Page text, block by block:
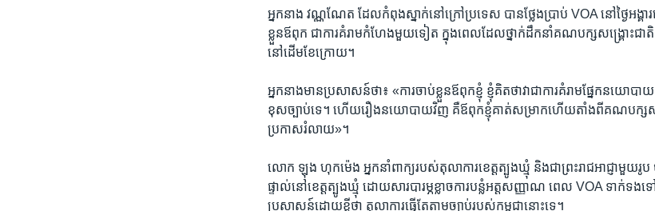
អ្នកនាង វណ្ណណែត ដែល​កំពុង​ស្នាក់​នៅ​ក្រៅ​ប្រទេស បាន​ថ្លែង​ប្រាប់ ​VOA​ នៅ​ថ្ងៃ​អង្គារ​
ខ្លួន​ឪពុក ជាការ​គំរាម​កំហែង​មួយ​ទៀត ក្នុង​ពេល​ដែល​ថ្នាក់​ដឹកនាំ​គណបក្ស​សង្រ្គោះ​ជ
នៅ​ដើម​ខែ​ក្រោយ។
អ្នកនាង​មាន​ប្រសាសន៍​ថា៖ «ការ​ចាប់​ខ្លួន​ឪពុក​ខ្ញុំ ខ្ញុំ​គិត​ថា​វា​ជា​ការ​គំរាម​ផ្នែក​នយោប
ខុស​ច្បាប់​ទេ។ ហើយ​រឿង​នយោ​បាយ​វិញ គឺ​ឪពុក​ខ្ញុំគាត់​សម្រាក​ហើយ​តាំង​ពី​គណបក្ស​សង្រ្
ប្រកាស​រំលាយ»។
លោក ឡុង ហុកម៉េង អ្នក​នាំពាក្យ​របស់​តុលាការ​ខេត្ត​ត្បូង​ឃ្មុំ និង​ជា​ព្រះរាជអាជ្ញា​មួយ​រូប
ផ្ទាល់​នៅ​ខេត្ត​ត្បូង​ឃ្មុំ ដោយ​សារ​បារម្ភ​ខ្លាចការ​បន្លំ​អត្តសញ្ញាណ ពេល​ VOA​ ទាក់​
ប្រសាសន៍​ដោយ​ខ្លី​ថា​ តុលាការ​ធ្វើ​តែ​តាម​ច្បាប់​របស់​កម្ពុជា​នោះ​ទេ​។